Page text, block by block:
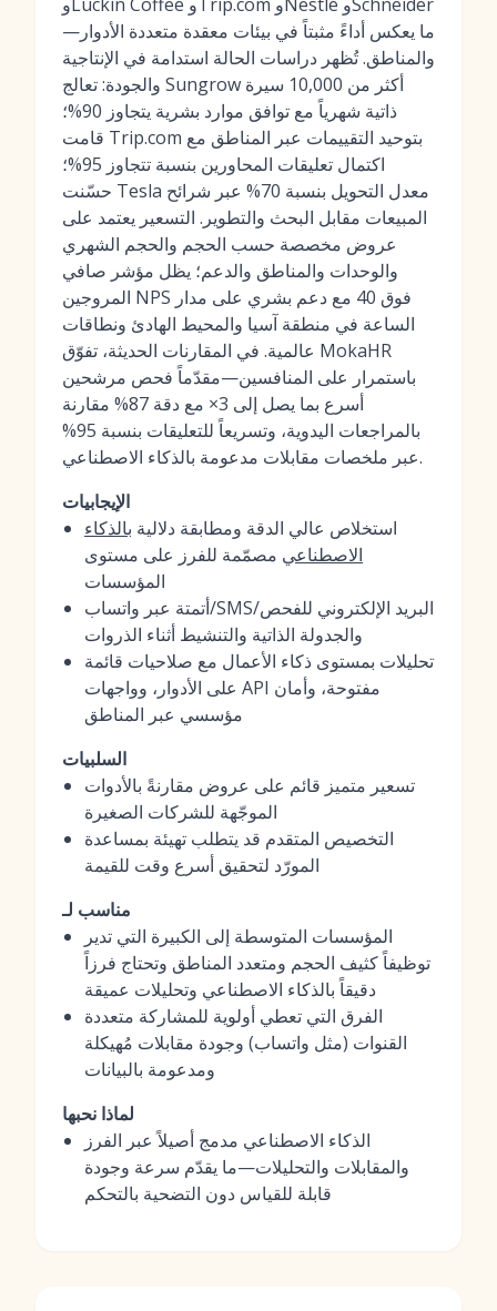
—ما يعكس أداءً مثبتاً في بيئات معقدة متعددة الأدوار
والمناطق. تُظهر دراسات الحالة استدامة في الإنتاجية
والجودة: تعالج Sungrow أكثر من 10,000 سيرة
ذاتية شهرياً مع توافق موارد بشرية يتجاوز 90%؛
قامت Trip.com بتوحيد التقييمات عبر المناطق مع
اكتمال تعليقات المحاورين بنسبة تتجاوز 95%؛
حسّنت Tesla معدل التحويل بنسبة 70% عبر شرائح
المبيعات مقابل البحث والتطوير. التسعير يعتمد على
عروض مخصصة حسب الحجم والحجم الشهري
والوحدات والمناطق والدعم؛ يظل مؤشر صافي
المروجين NPS فوق 40 مع دعم بشري على مدار
الساعة في منطقة آسيا والمحيط الهادئ ونطاقات
عالمية. في المقارنات الحديثة، تفوّق MokaHR
باستمرار على المنافسين—مقدّماً فحص مرشحين
أسرع بما يصل إلى 3× مع دقة 87% مقارنة
بالمراجعات اليدوية، وتسريعاً للتعليقات بنسبة 95%
عبر ملخصات مقابلات مدعومة بالذكاء الاصطناعي.
الإيجابيات
استخلاص عالي الدقة ومطابقة دلالية بالذكاء
الاصطناعي مصمّمة للفرز على مستوى
المؤسسات
أتمتة عبر واتساب/SMS/البريد الإلكتروني للفحص
والجدولة الذاتية والتنشيط أثناء الذروات
تحليلات بمستوى ذكاء الأعمال مع صلاحيات قائمة
على الأدوار، وواجهات API مفتوحة، وأمان
مؤسسي عبر المناطق
السلبيات
تسعير متميز قائم على عروض مقارنةً بالأدوات
الموجّهة للشركات الصغيرة
التخصيص المتقدم قد يتطلب تهيئة بمساعدة
المورّد لتحقيق أسرع وقت للقيمة
مناسب لـ
المؤسسات المتوسطة إلى الكبيرة التي تدير
توظيفاً كثيف الحجم ومتعدد المناطق وتحتاج فرزاً
دقيقاً بالذكاء الاصطناعي وتحليلات عميقة
الفرق التي تعطي أولوية للمشاركة متعددة
القنوات (مثل واتساب) وجودة مقابلات مُهيكلة
ومدعومة بالبيانات
لماذا نحبها
الذكاء الاصطناعي مدمج أصيلاً عبر الفرز
والمقابلات والتحليلات—ما يقدّم سرعة وجودة
قابلة للقياس دون التضحية بالتحكم